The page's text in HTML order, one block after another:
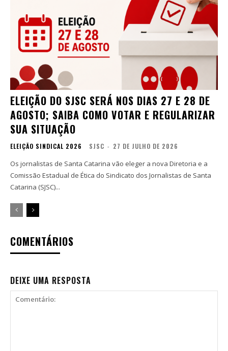
ELEIÇÃO DO SJSC SERÁ NOS DIAS 27 E 28 DE
AGOSTO; SAIBA COMO VOTAR E REGULARIZAR
SUA SITUAÇÃO
ELEIÇÃO SINDICAL 2026 SJSC - 27 DE JULHO DE 2026
Os jornalistas de Santa Catarina vão eleger a nova Diretoria e a
Comissão Estadual de Ética do Sindicato dos Jornalistas de Santa
Catarina (SJSC)...
COMENTÁRIOS
DEIXE UMA RESPOSTA